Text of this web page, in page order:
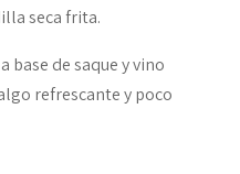
seca frita.
base de saque y vino
refrescante y poco